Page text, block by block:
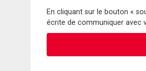
En cliquant sur le bouton «
écrite de communiquer avec